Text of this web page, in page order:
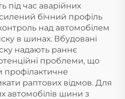
під час аварійних
бічний профіль
над автомобілем
в шинах. Вбудовані
надають раннє
проблеми, що
профілактичне
раптових відмов. Для
автомобілів шини з